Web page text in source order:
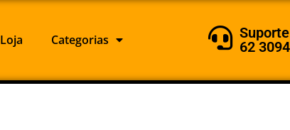
Loja Categorias
62